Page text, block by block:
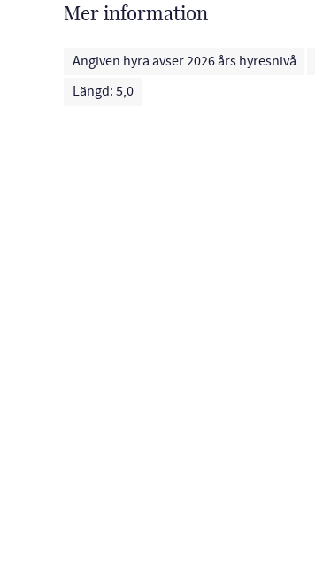
Mer information
Angiven hyra avser 2026 års hyresnivå
Längd: 5,0